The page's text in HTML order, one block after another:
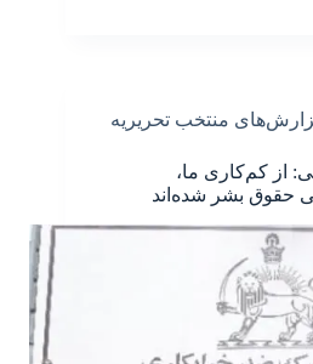
منتخب تحریریه
از کم‌کاری ما،
حقوق بشر شده‌اند